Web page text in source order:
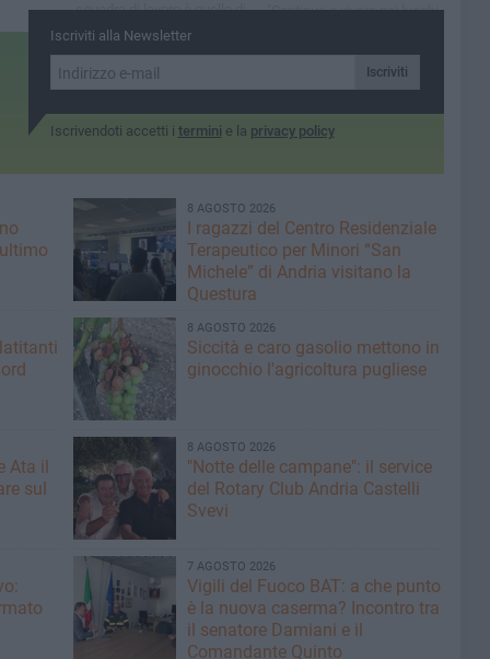
squadra di lavoro è quello di
razionalizzare la spesa e
cittadini"
"Continua a vivere nei luoghi
hanno seminato, nelle
opportunità che hanno
Iscriviti alla Newsletter
Iscriviti
Iscrivendoti accetti i termini e la privacy policy
8 AGOSTO 2026
I ragazzi del Centro Residenziale
Terapeutico per Minori “San
Michele” di Andria visitano la
Questura
8 AGOSTO 2026
Siccità e caro gasolio mettono in
ginocchio l'agricoltura pugliese
Ata il
sul
8 AGOSTO 2026
"Notte delle campane": il service
del Rotary Club Andria Castelli
Svevi
7 AGOSTO 2026
​Vigili del Fuoco BAT: a che punto
è la nuova caserma? Incontro tra
il senatore Damiani e il
Comandante Quinto